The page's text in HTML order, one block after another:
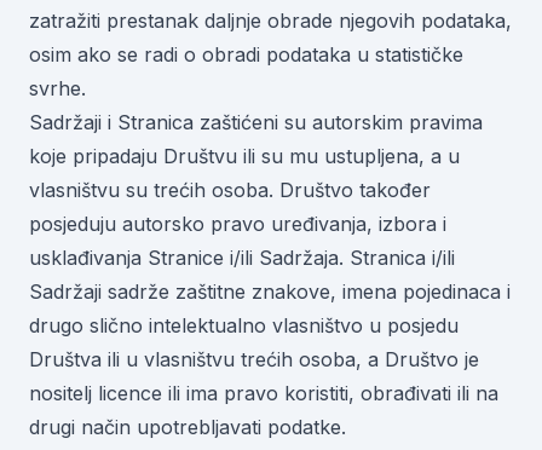
zatražiti prestanak daljnje obrade njegovih podataka,
osim ako se radi o obradi podataka u statističke
svrhe.
Sadržaji i Stranica zaštićeni su autorskim pravima
koje pripadaju Društvu ili su mu ustupljena, a u
vlasništvu su trećih osoba. Društvo također
posjeduju autorsko pravo uređivanja, izbora i
usklađivanja Stranice i/ili Sadržaja. Stranica i/ili
Sadržaji sadrže zaštitne znakove, imena pojedinaca i
drugo slično intelektualno vlasništvo u posjedu
Društva ili u vlasništvu trećih osoba, a Društvo je
nositelj licence ili ima pravo koristiti, obrađivati ili na
drugi način upotrebljavati podatke.